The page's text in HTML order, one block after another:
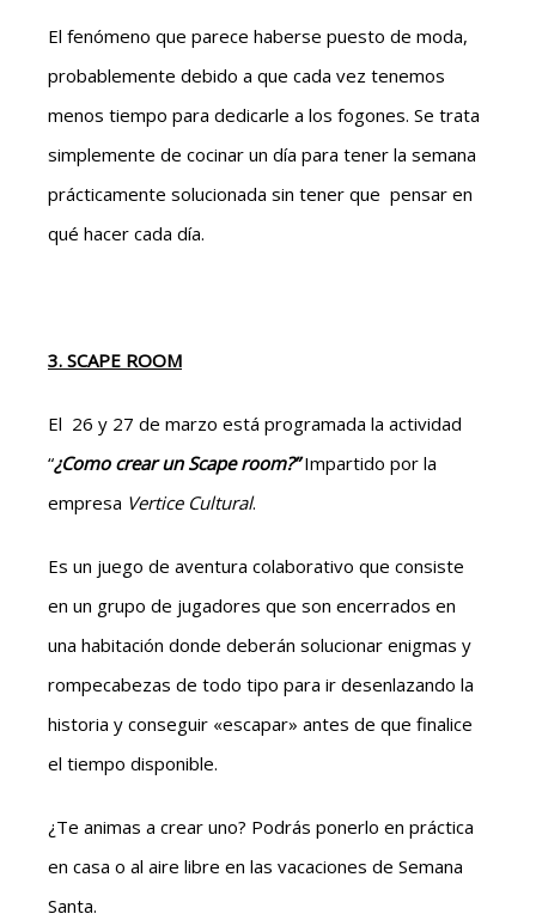
El fenómeno que parece haberse puesto de moda,
probablemente debido a que cada vez tenemos
menos tiempo para dedicarle a los fogones. Se trata
simplemente de cocinar un día para tener la semana
prácticamente solucionada sin tener que pensar en
qué hacer cada día.
3. SCAPE ROOM
El 26 y 27 de marzo está programada la actividad
“¿Como crear un Scape room?”Impartido por la
empresa Vertice Cultural.
Es un juego de aventura colaborativo que consiste
en un grupo de jugadores que son encerrados en
una habitación donde deberán solucionar enigmas y
rompecabezas de todo tipo para ir desenlazando la
historia y conseguir «escapar» antes de que finalice
el tiempo disponible.
¿Te animas a crear uno? Podrás ponerlo en práctica
en casa o al aire libre en las vacaciones de Semana
Santa.